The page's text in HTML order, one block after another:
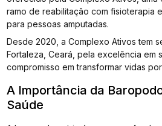
ramo de reabilitação com fisioterapia
para pessoas amputadas.
Desde 2020, a Complexo Ativos tem
Fortaleza, Ceará, pela excelência em
compromisso em transformar vidas
A Importância da
Saúde